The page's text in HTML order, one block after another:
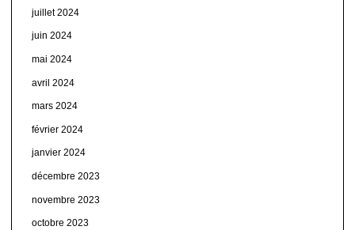
juillet 2024
juin 2024
mai 2024
avril 2024
mars 2024
février 2024
janvier 2024
décembre 2023
novembre 2023
octobre 2023